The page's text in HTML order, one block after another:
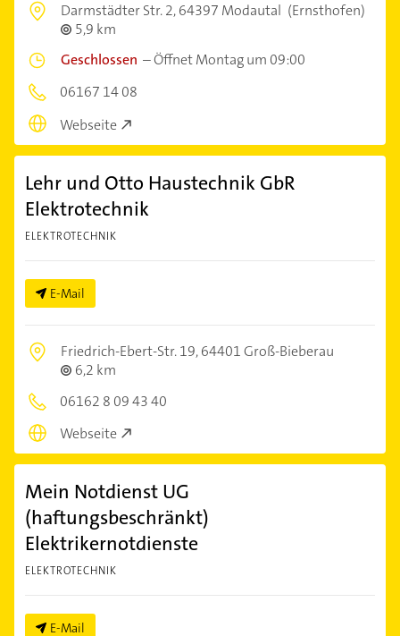
Darmstädter Str. 2,64397 Modautal (Ernsthofen)
5,9 km
Geschlossen –Öffnet Montag um 09:00
06167 14 08
Webseite
Lehr und Otto Haustechnik GbR
Elektrotechnik
ELEKTROTECHNIK
E-Mail
Friedrich-Ebert-Str. 19,64401 Groß-Bieberau
6,2 km
06162 8 09 43 40
Webseite
Mein Notdienst UG
(haftungsbeschränkt)
Elektrikernotdienste
ELEKTROTECHNIK
E-Mail